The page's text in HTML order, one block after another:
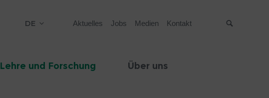
DE Aktuelles Jobs Medien Kontakt
Lehre und Forschung Über uns